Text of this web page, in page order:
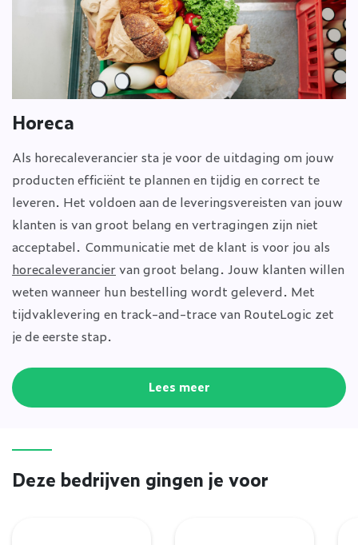
Horeca
Als horecaleverancier sta je voor de uitdaging om jouw
producten efficiënt te plannen en tijdig en correct te
leveren. Het voldoen aan de leveringsvereisten van jouw
klanten is van groot belang en vertragingen zijn niet
acceptabel. Communicatie met de klant is voor jou als
horecaleveranciervan groot belang. Jouw klanten willen
weten wanneer hun bestelling wordt geleverd. Met
tijdvaklevering en track-and-trace van RouteLogic zet
je de eerste stap.
Lees meer
Deze bedrijven gingen je voor